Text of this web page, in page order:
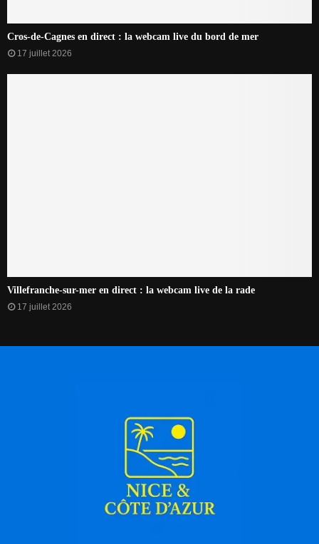
Cros-de-Cagnes en direct : la webcam live du bord de mer
17 juillet 2026
Villefranche-sur-mer en direct : la webcam live de la rade
17 juillet 2026